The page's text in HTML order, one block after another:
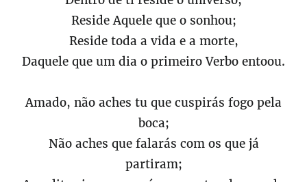
Reside Aquele que o sonhou;
Reside toda a vida e a morte,
Daquele que um dia o primeiro Verbo entoou.
Amado, não aches tu que cuspirás fogo pela
boca;
Não aches que falarás com os que já
partiram;